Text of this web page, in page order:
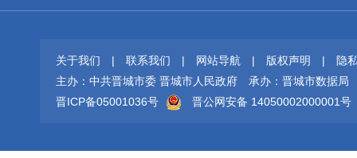
关于我们 | 联系我们 | 网站导航 | 版权声明 |
隐
主办：中共晋城市委 晋城市人民政府
承办：晋城市数据局
晋ICP备05001036号
晋公网安备 14050002000001号